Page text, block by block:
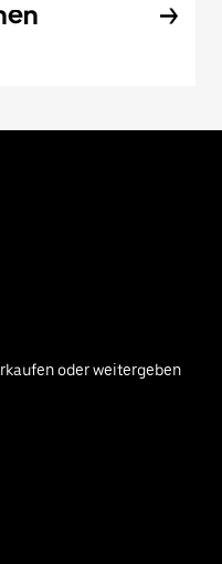
oder weitergeben